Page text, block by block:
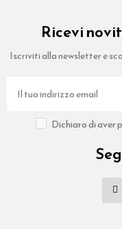
Ricevi
Iscriviti alla newsletter e
Dichiaro di aver